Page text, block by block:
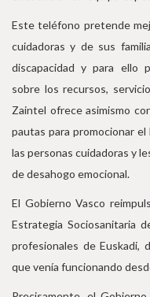
Este teléfono pretende
cuidadoras y de sus
discapacidad y para ello
sobre los recursos,
Zaintel ofrece asimismo
pautas para promocionar
las personas cuidadoras y
de desahogo emocional.
El Gobierno Vasco
Estrategia Sociosanitaria
profesionales de Euskadi,
que venía funcionando